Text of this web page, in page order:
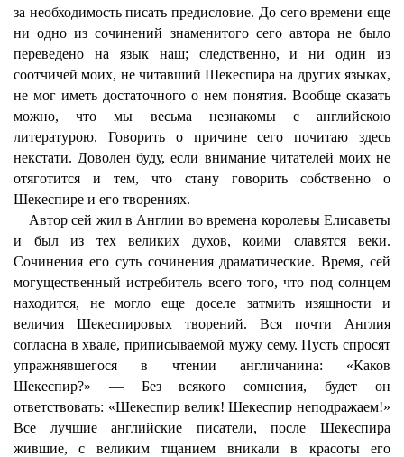
за необходимость писать предисловие. До сего времени еще
ни одно из сочинений знаменитого сего автора не было
переведено на язык наш; следственно, и ни один из
соотчичей моих, не читавший Шекеспира на других языках,
не мог иметь достаточного о нем понятия. Вообще сказать
можно, что мы весьма незнакомы с английскою
литературою. Говорить о причине сего почитаю здесь
некстати. Доволен буду, если внимание читателей моих не
отяготится и тем, что стану говорить собственно о
Шекеспире и его творениях.
Автор сей жил в Англии во времена королевы Елисаветы
и был из тех великих духов, коими славятся веки.
Сочинения его суть сочинения драматические. Время, сей
могущественный истребитель всего того, что под солнцем
находится, не могло еще доселе затмить изящности и
величия Шекеспировых творений. Вся почти Англия
согласна в хвале, приписываемой мужу сему. Пусть спросят
упражнявшегося в чтении англичанина: «Каков
Шекеспир?» — Без всякого сомнения, будет он
ответствовать: «Шекеспир велик! Шекеспир неподражаем!»
Все лучшие английские писатели, после Шекеспира
жившие, с великим тщанием вникали в красоты его